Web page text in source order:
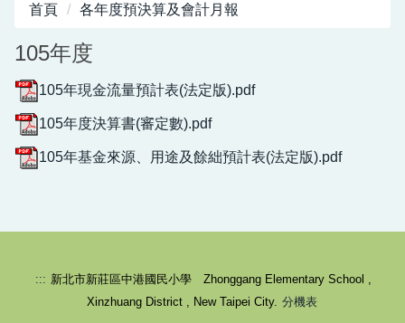
週年紀念專刊
首頁 各年度預決算及會計月報
105年度
105年現金流量預計表(法定版).pdf
105年度決算書(審定數).pdf
105年基金來源、用途及餘絀預計表(法定版).pdf
::: 新北市新莊區中港國民小學 Zhonggang Elementary School ,
Xinzhuang District , New Taipei City. 分機表